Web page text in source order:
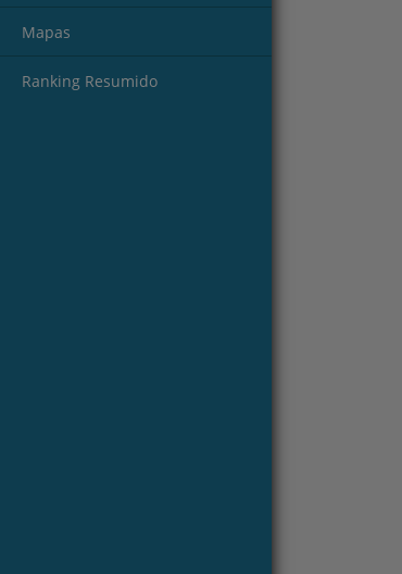
Mapas
Ranking Resumido